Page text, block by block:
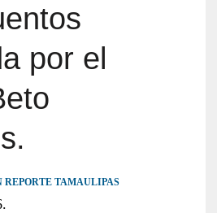
por el
REPORTE TAMAULIPAS